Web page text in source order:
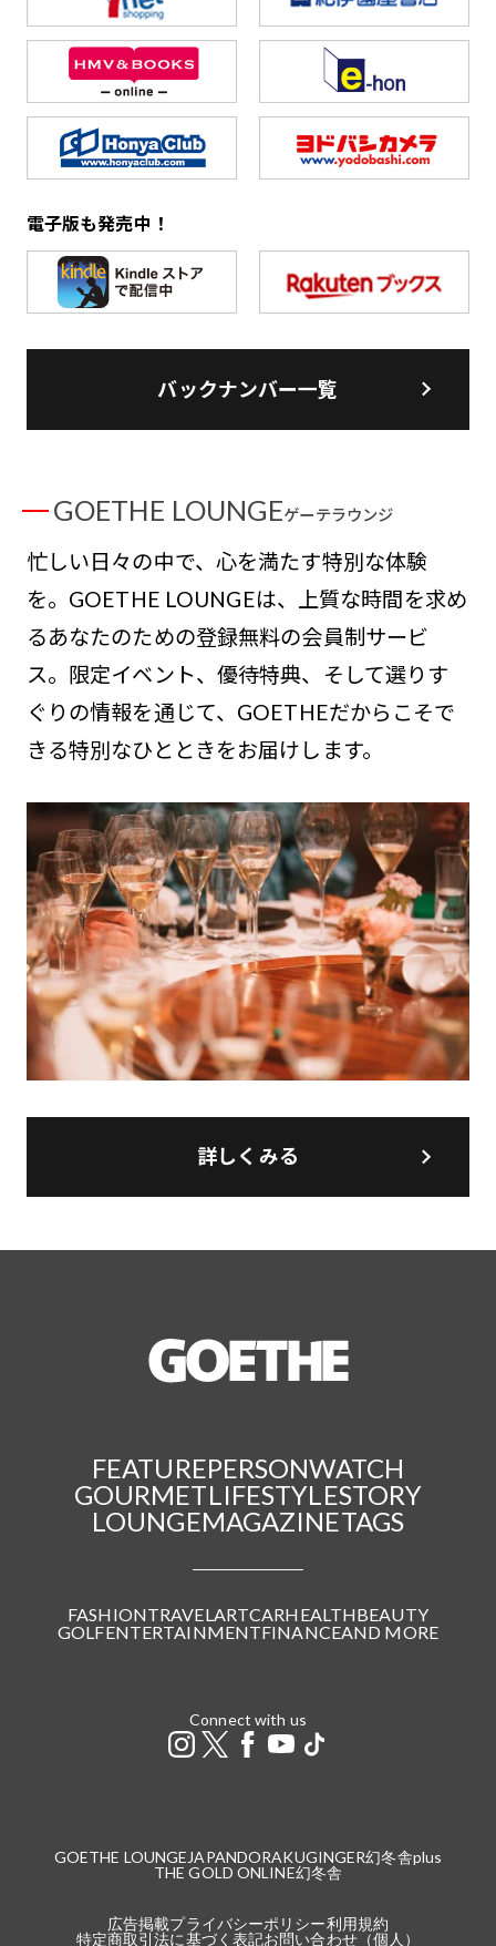
電子版も発売中！
バックナンバー一覧
GOETHE LOUNGEゲーテラウンジ
忙しい日々の中で、心を満たす特別な体験
を。GOETHE LOUNGEは、上質な時間を求め
るあなたのための登録無料の会員制サービ
ス。限定イベント、優待特典、そして選りす
ぐりの情報を通じて、GOETHEだからこそで
きる特別なひとときをお届けします。
詳しくみる
FEATUREPERSONWATCH
GOURMETLIFESTYLESTORY
LOUNGEMAGAZINETAGS
FASHIONTRAVELARTCARHEALTHBEAUTY
GOLFENTERTAINMENTFINANCEAND MORE
Connect with us
GOETHE LOUNGE JAPANDORAKUGINGER幻冬舎plus
THE GOLD ONLINE幻冬舎
広告掲載プライバシーポリシー利用規約
特定商取引法に基づく表記お問い合わせ（個人）